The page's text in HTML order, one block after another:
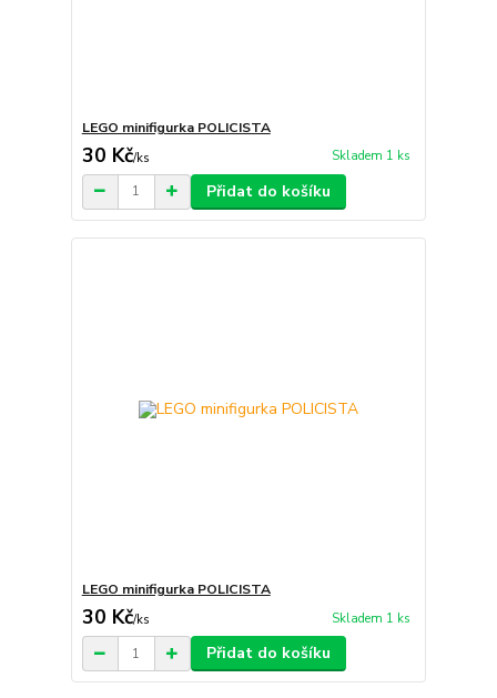
LEGO minifigurka POLICISTA
30 Kč/ks Skladem 1 ks
Přidat do košíku
LEGO minifigurka POLICISTA
30 Kč/ks Skladem 1 ks
Přidat do košíku